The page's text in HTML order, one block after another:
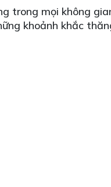
trong mọi không
khoảnh khắc